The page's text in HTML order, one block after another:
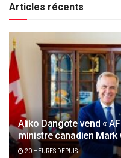
Articles récents
Aliko Dangote vend «
ministre canadien Mark
20 HEURES DEPUIS